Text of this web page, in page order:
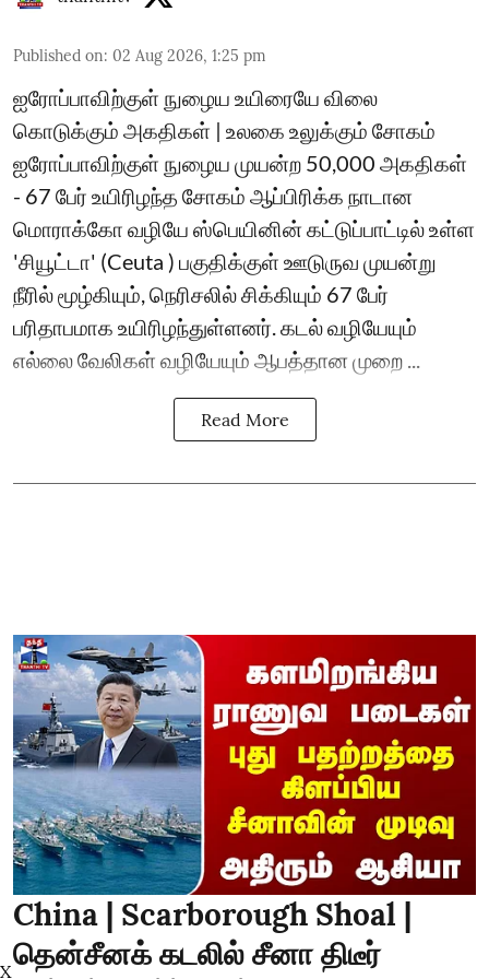
Published on: 02 Aug 2026, 1:25 pm
ஐரோப்பாவிற்குள் நுழைய உயிரையே விலை
கொடுக்கும் அகதிகள் | உலகை உலுக்கும் சோகம்
ஐரோப்பாவிற்குள் நுழைய முயன்ற 50,000 அகதிகள்
- 67 பேர் உயிரிழந்த சோகம் ஆப்பிரிக்க நாடான
மொராக்கோ வழியே ஸ்பெயினின் கட்டுப்பாட்டில் உள்ள
'சியூட்டா' (Ceuta ) பகுதிக்குள் ஊடுருவ முயன்று
நீரில் மூழ்கியும், நெரிசலில் சிக்கியும் 67 பேர்
பரிதாபமாக உயிரிழந்துள்ளனர். கடல் வழியேயும்
எல்லை வேலிகள் வழியேயும் ஆபத்தான முறை ...
Read More
China | Scarborough Shoal |
தென்சீனக் கடலில் சீனா திடீர்
X